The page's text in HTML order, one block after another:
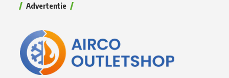
Advertentie